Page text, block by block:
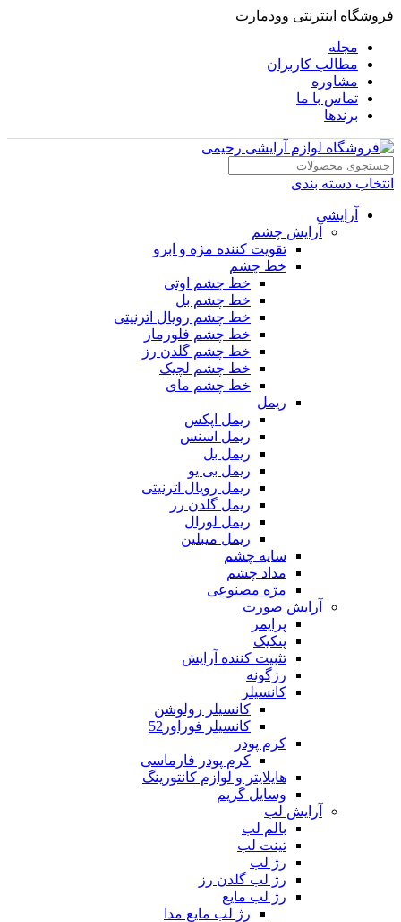
فروشگاه اینترنتی وودمارت
مجله
مطالب کاربران
مشاوره
تماس با ما
برندها
انتخاب دسته بندی
آرایشی
آرایش چشم
تقویت کننده مژه و ابرو
خط چشم
خط چشم اوتی
خط چشم بل
خط چشم رویال اترنیتی
خط چشم فلورمار
خط چشم گلدن رز
خط چشم لچیک
خط چشم مای
ریمل
ریمل اپکس
ریمل اسنس
ریمل بل
ریمل بی یو
ریمل رویال اترنیتی
ریمل گلدن رز
ریمل لورال
ریمل میبلین
سایه چشم
مداد چشم
مژه مصنوعی
آرایش صورت
پرایمر
پنکیک
تثبیت کننده آرایش
رژگونه
کانسیلر
کانسیلر رولوشن
کانسیلر فوراور52
کرم پودر
کرم پودر فارماسی
هایلایتر و لوازم کانتورینگ
وسایل گریم
آرایش لب
بالم لب
تینت لب
رژ لب
رژ لب گلدن رز
رژ لب مایع
رژ لب مایع مدا